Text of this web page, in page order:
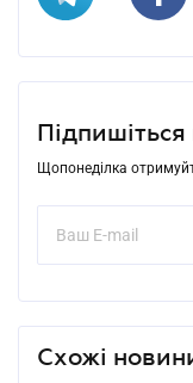
Щопонеділка
Схожі